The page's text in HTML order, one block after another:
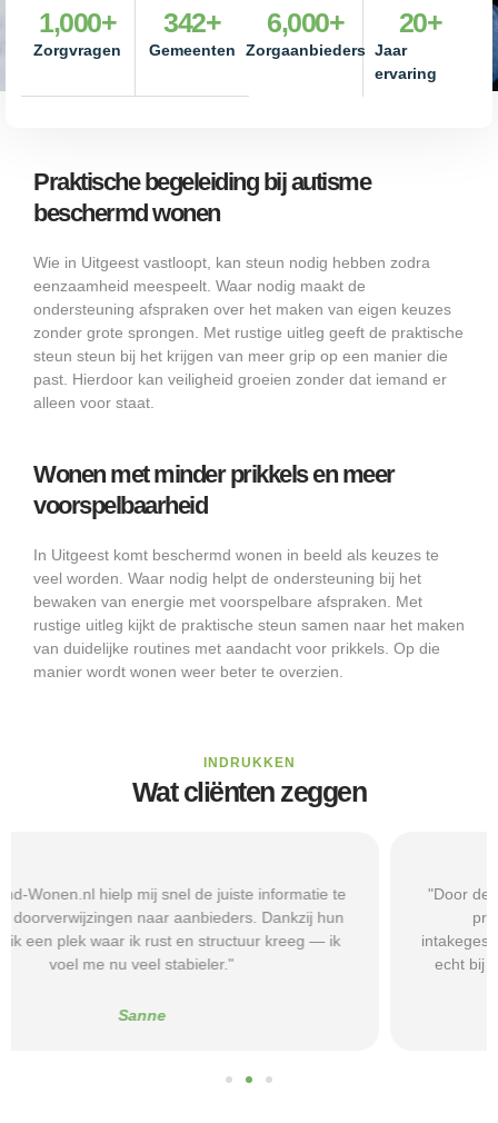
Zorgvragen
1,000+
Gemeenten
342+
Zorgaanbieders
6,000+
Jaar
ervaring
20+
Praktische begeleiding bij autisme
beschermd wonen
Wie in Uitgeest vastloopt, kan steun nodig hebben zodra
eenzaamheid meespeelt. Waar nodig maakt de
ondersteuning afspraken over het maken van eigen keuzes
zonder grote sprongen. Met rustige uitleg geeft de praktische
steun steun bij het krijgen van meer grip op een manier die
past. Hierdoor kan veiligheid groeien zonder dat iemand er
alleen voor staat.
Wonen met minder prikkels en meer
voorspelbaarheid
In Uitgeest komt beschermd wonen in beeld als keuzes te
veel worden. Waar nodig helpt de ondersteuning bij het
bewaken van energie met voorspelbare afspraken. Met
rustige uitleg kijkt de praktische steun samen naar het maken
van duidelijke routines met aandacht voor prikkels. Op die
manier wordt wonen weer beter te overzien.
INDRUKKEN
Wat cliënten zeggen
"Door de duidelijke uitleg op Beschermd-Wonen.nl wist ik
precies welke vragen ik moest stellen tijdens
intakegesprekken. Daardoor kwam ik bij een aanbieder die
echt bij mij past. Mijn zelfstandigheid is flink verbeterd."